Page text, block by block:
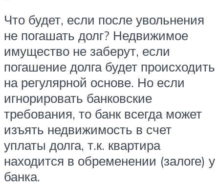
Что будет, если после увольнения
не погашать долг? Недвижимое
имущество не заберут, если
погашение долга будет происходить
на регулярной основе. Но если
игнорировать банковские
требования, то банк всегда может
изъять недвижимость в счет
уплаты долга, т.к. квартира
находится в обременении (залоге) у
банка.